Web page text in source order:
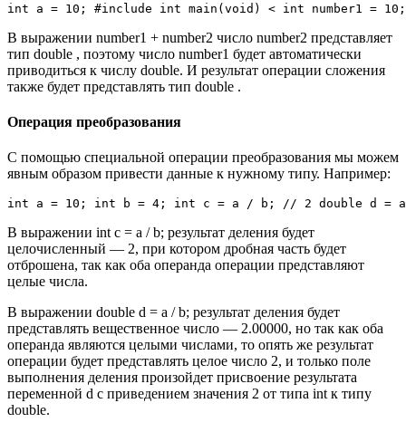
int a = 10; #include int main(void) < int number1 =
В выражении number1 + number2 число number2 представляет
тип double , поэтому число number1 будет автоматически
приводиться к числу double. И результат операции сложения
также будет представлять тип double .
Операция преобразования
С помощью специальной операции преобразования мы можем
явным образом привести данные к нужному типу. Например:
int a = 10; int b = 4; int c = a / b; // 2 double d =
В выражении int c = a / b; результат деления будет
целочисленный — 2, при котором дробная часть будет
отброшена, так как оба операнда операции представляют
целые числа.
В выражении double d = a / b; результат деления будет
представлять вещественное число — 2.00000, но так как оба
операнда являются целыми числами, то опять же результат
операции будет представлять целое число 2, и только поле
выполнения деления произойдет присвоение результата
переменной d с приведением значения 2 от типа int к типу
double.